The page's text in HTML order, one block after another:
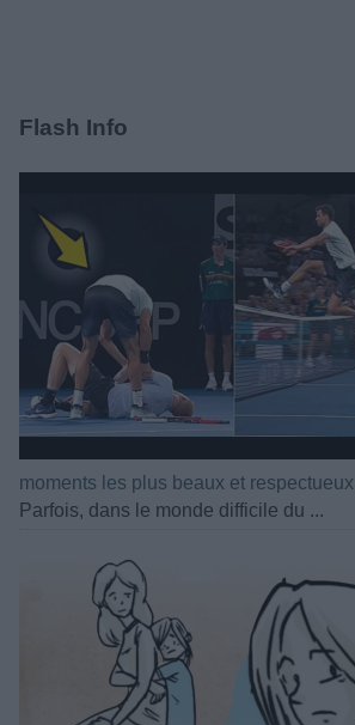
Flash Info
moments les plus beaux et
Parfois, dans le monde difficile du ...